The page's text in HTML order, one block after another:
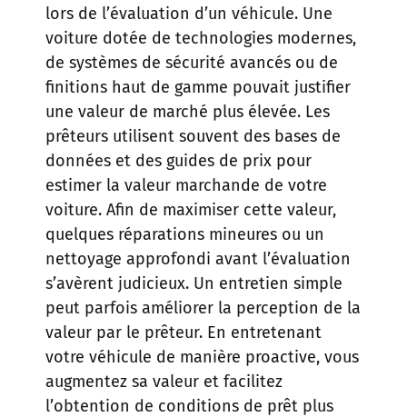
lors de l’évaluation d’un véhicule. Une
voiture dotée de technologies modernes,
de systèmes de sécurité avancés ou de
finitions haut de gamme pouvait justifier
une valeur de marché plus élevée. Les
prêteurs utilisent souvent des bases de
données et des guides de prix pour
estimer la valeur marchande de votre
voiture. Afin de maximiser cette valeur,
quelques réparations mineures ou un
nettoyage approfondi avant l’évaluation
s’avèrent judicieux. Un entretien simple
peut parfois améliorer la perception de la
valeur par le prêteur. En entretenant
votre véhicule de manière proactive, vous
augmentez sa valeur et facilitez
l’obtention de conditions de prêt plus